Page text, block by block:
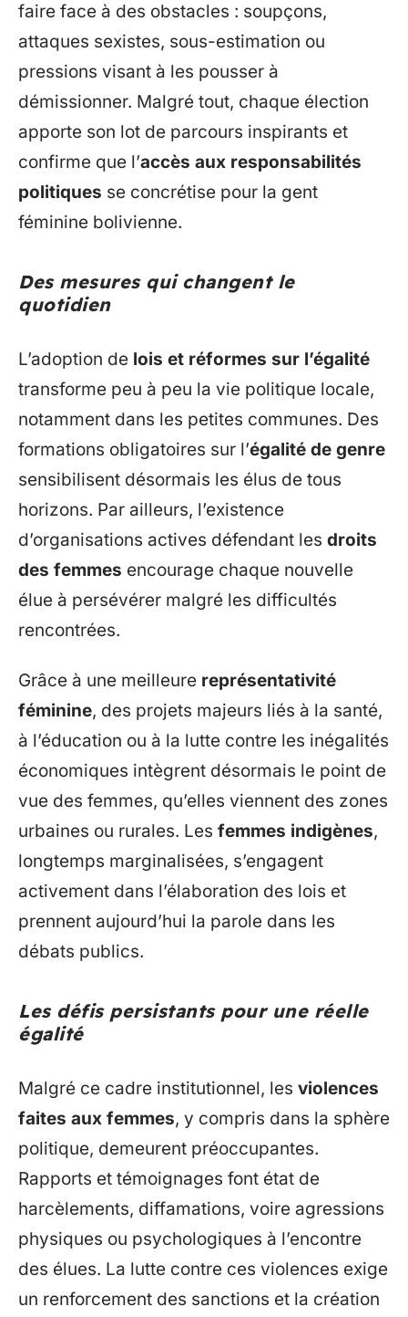
faire face à des obstacles : soupçons,
attaques sexistes, sous-estimation ou
pressions visant à les pousser à
démissionner. Malgré tout, chaque élection
apporte son lot de parcours inspirants et
confirme que l’accès aux responsabilités
politiques se concrétise pour la gent
féminine bolivienne.
Des mesures qui changent le
quotidien
L’adoption de lois et réformes sur l’égalité
transforme peu à peu la vie politique locale,
notamment dans les petites communes. Des
formations obligatoires sur l’égalité de genre
sensibilisent désormais les élus de tous
horizons. Par ailleurs, l’existence
d’organisations actives défendant les droits
des femmes encourage chaque nouvelle
élue à persévérer malgré les difficultés
rencontrées.
Grâce à une meilleure représentativité
féminine, des projets majeurs liés à la santé,
à l’éducation ou à la lutte contre les inégalités
économiques intègrent désormais le point de
vue des femmes, qu’elles viennent des zones
urbaines ou rurales. Les femmes indigènes,
longtemps marginalisées, s’engagent
activement dans l’élaboration des lois et
prennent aujourd’hui la parole dans les
débats publics.
Les défis persistants pour une réelle
égalité
Malgré ce cadre institutionnel, les violences
faites aux femmes, y compris dans la sphère
politique, demeurent préoccupantes.
Rapports et témoignages font état de
harcèlements, diffamations, voire agressions
physiques ou psychologiques à l’encontre
des élues. La lutte contre ces violences exige
un renforcement des sanctions et la création